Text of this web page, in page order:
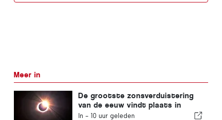
Meer in
De grootste zonsverduistering
van de eeuw vindt plaats in
Portugal
In - 10 uur geleden